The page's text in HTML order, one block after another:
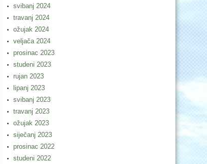
svibanj 2024
travanj 2024
ožujak 2024
veljača 2024
prosinac 2023
studeni 2023
rujan 2023
lipanj 2023
svibanj 2023
travanj 2023
ožujak 2023
siječanj 2023
prosinac 2022
studeni 2022